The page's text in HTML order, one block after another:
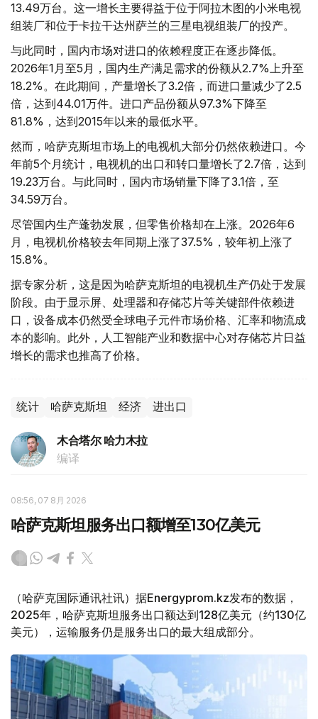
13.49万台。这一增长主要得益于位于阿拉木图的小米电视
组装厂和位于卡拉干达州萨兰的三星电视组装厂的投产。
与此同时，国内市场对进口的依赖程度正在逐步降低。
2026年1月至5月，国内生产满足需求的份额从2.7%上升至
18.2%。在此期间，产量增长了3.2倍，而进口量减少了2.5
倍，达到44.01万件。进口产品份额从97.3%下降至
81.8%，达到2015年以来的最低水平。
然而，哈萨克斯坦市场上的电视机大部分仍然依赖进口。今
年前5个月统计，电视机的出口和转口量增长了2.7倍，达到
19.23万台。与此同时，国内市场销量下降了3.1倍，至
34.59万台。
尽管国内生产蓬勃发展，但零售价格却在上涨。2026年6
月，电视机价格较去年同期上涨了37.5%，较年初上涨了
15.8%。
据专家分析，这是因为哈萨克斯坦的电视机生产仍处于发展
阶段。由于显示屏、处理器和存储芯片等关键部件依赖进
口，设备成本仍然受全球电子元件市场价格、汇率和物流成
本的影响。此外，人工智能产业和数据中心对存储芯片日益
增长的需求也推高了价格。
统计 哈萨克斯坦 经济 进出口
木合塔尔 哈力木拉
编译
08:56, 07 8月 2026
哈萨克斯坦服务出口额增至130亿美元
（哈萨克国际通讯社讯）据Energyprom.kz发布的数据，
2025年，哈萨克斯坦服务出口额达到128亿美元（约130亿
美元），运输服务仍是服务出口的最大组成部分。